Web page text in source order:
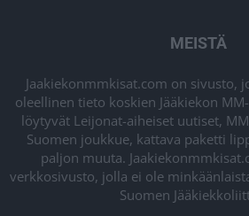
MEISTÄ
Jaakiekonmmkisat.com on sivusto,
oleellinen tieto koskien Jääkiekon
löytyvät Leijonat-aiheiset uutiset,
Suomen joukkue, kattava paketti
paljon muuta.
verkkosivusto, jolla ei ole
Suomen